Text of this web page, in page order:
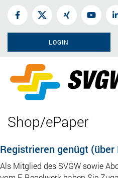
LOGIN
Shop/ePaper
Registrieren genügt
Als Mitglied des SVGW sowie